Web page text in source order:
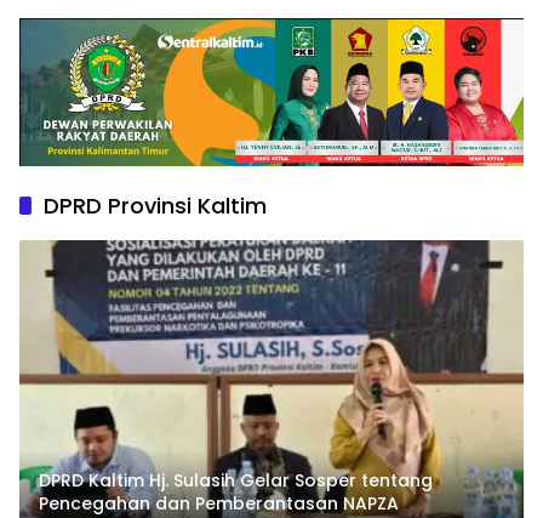
DPRD Provinsi Kaltim
DPRD Kaltim Hj. Sulasih Gelar Sosper tentang
Pencegahan dan Pemberantasan NAPZA